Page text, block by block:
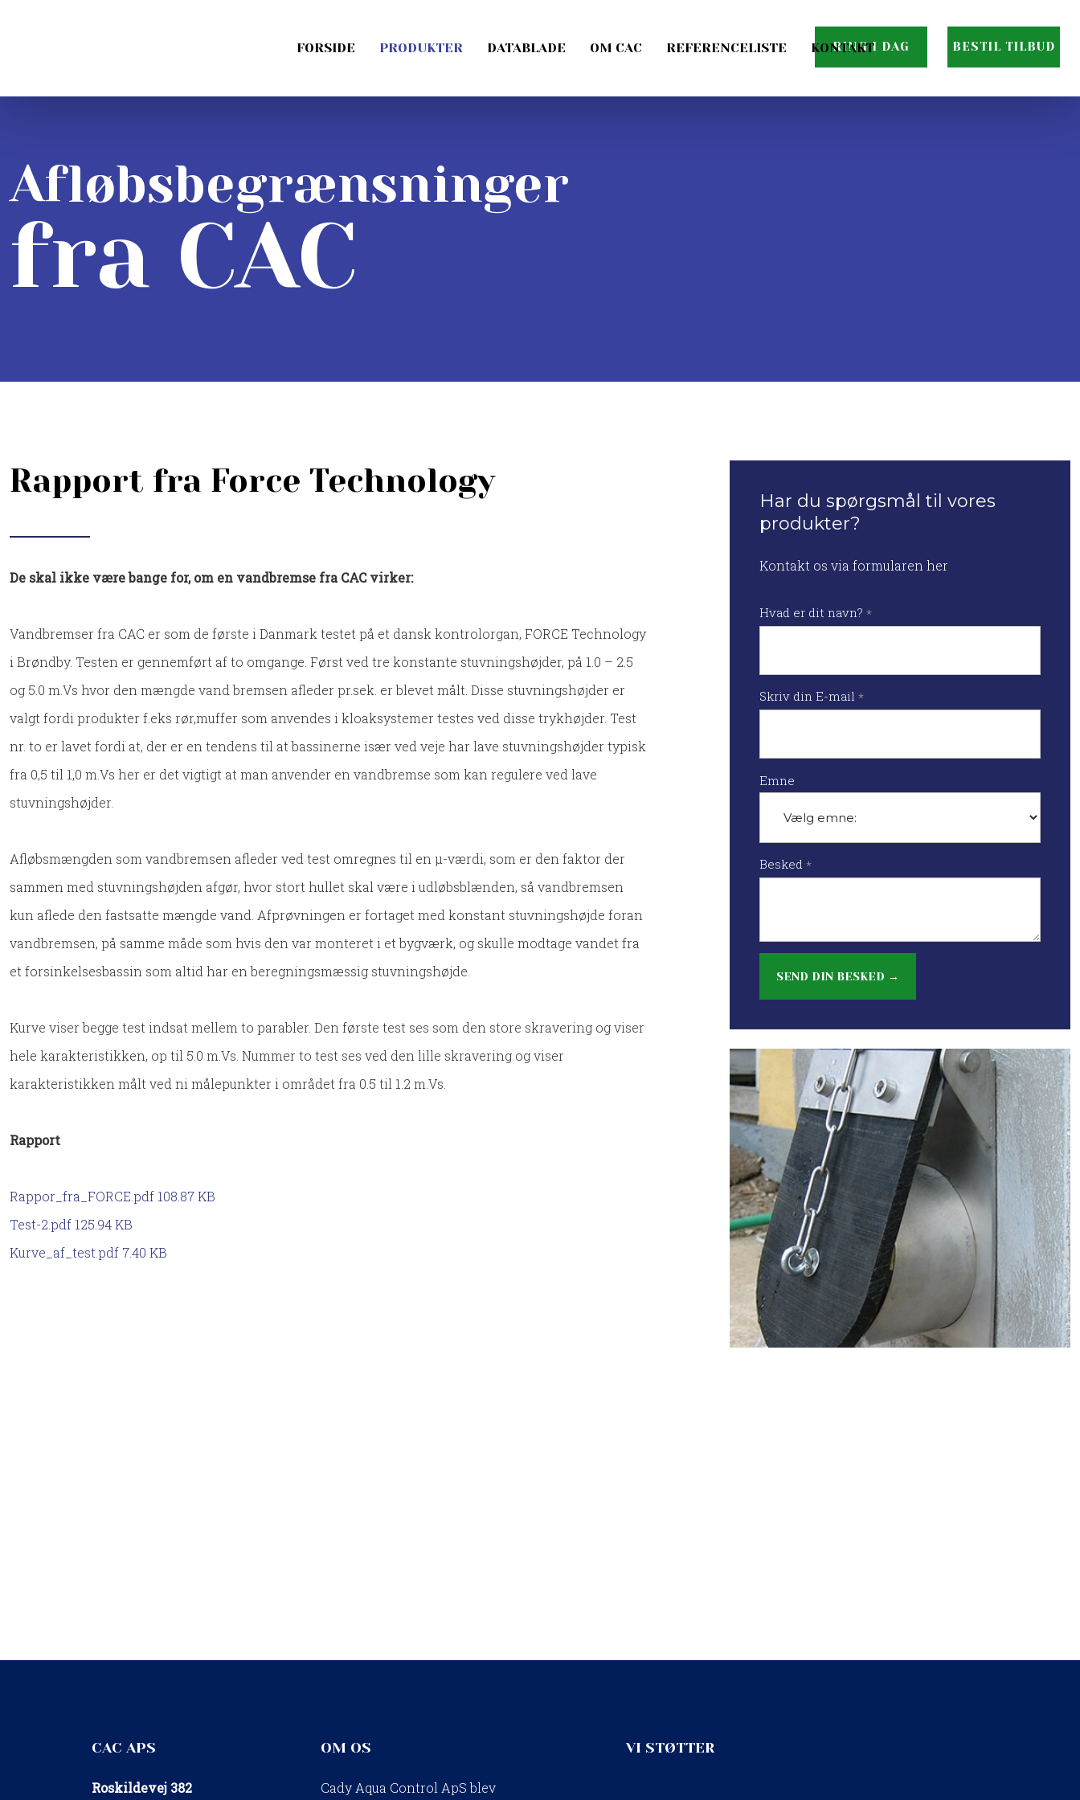
FORSIDE PRODUKTER DATABLADE OM CAC REFERENCELISTE KONTAKT
RING I DAG BESTIL TILBUD
​Afløbsbegrænsninger
fra CAC
Rapport fra Force Technology​
​De skal ikke være bange for, om en vandbremse fra CAC virker:
Vandbremser fra CAC er som de første i Danmark testet på et dansk kontrolorgan, FORCE Technology
i Brøndby. Testen er gennemført af to omgange. Først ved tre konstante stuvningshøjder, på 1.0 – 2.5
og 5.0 m.Vs hvor den mængde vand bremsen afleder pr.sek. er blevet målt. Disse stuvningshøjder er
valgt fordi produkter f.eks rør,muffer som anvendes i kloaksystemer testes ved disse trykhøjder. Test
nr. to er lavet fordi at, der er en tendens til at bassinerne især ved veje har lave stuvningshøjder typisk
fra 0,5 til 1,0 m.Vs her er det vigtigt at man anvender en vandbremse som kan regulere ved lave
stuvningshøjder.
Afløbsmængden som vandbremsen afleder ved test omregnes til en µ-værdi, som er den faktor der
sammen med stuvningshøjden afgør, hvor stort hullet skal være i udløbsblænden, så vandbremsen
kun aflede den fastsatte mængde vand. Afprøvningen er fortaget med konstant stuvningshøjde foran
vandbremsen, på samme måde som hvis den var monteret i et bygværk, og skulle modtage vandet fra
et forsinkelsesbassin som altid har en beregningsmæssig stuvningshøjde.
Kurve viser begge test indsat mellem to parabler. Den første test ses som den store skravering og viser
hele karakteristikken, op til 5.0 m.Vs. Nummer to test ses ved den lille skravering og viser
karakteristikken målt ved ni målepunkter i området fra 0.5 til 1.2 m.Vs.
Rapport
Rappor_fra_FORCE.pdf 108.87 KB
Test-2.pdf 125.94 KB
Kurve_af_test.pdf 7.40 KB
Har du spørgsmål til vores
produkter?
Kontakt os via formularen her
Hvad er dit navn?*
Skriv din E-mail*
Emne
Besked*
CAC APS
Roskildevej 382
OM OS
Cady Aqua Control ApS blev
​VI STØTTER